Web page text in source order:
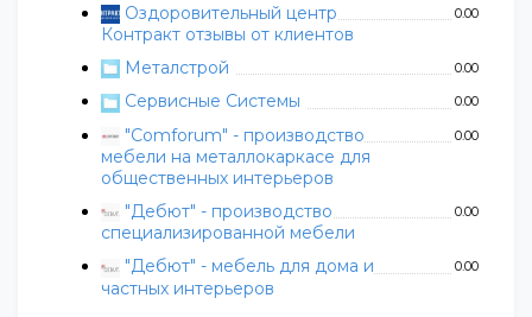
Оздоровительный центр
Контракт отзывы от клиентов
0.00
Металстрой 0.00
Сервисные Системы 0.00
"Comforum" - производство
мебели на металлокаркасе для
общественных интерьеров
0.00
"Дебют" - производство
специализированной мебели
0.00
"Дебют" - мебель для дома и
частных интерьеров
0.00